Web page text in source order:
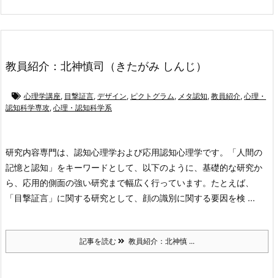
教員紹介：北神慎司（きたがみ しんじ）
心理学講座, 目撃証言, デザイン, ピクトグラム, メタ認知, 教員紹介, 心理・
認知科学専攻, 心理・認知科学系
研究内容専門は、認知心理学および応用認知心理学です。「人間の
記憶と認知」をキーワードとして、以下のように、基礎的な研究か
ら、応用的側面の強い研究まで幅広く行っています。たとえば、
「目撃証言」に関する研究として、顔の識別に関する要因を検 ...
記事を読む 教員紹介：北神慎 ...